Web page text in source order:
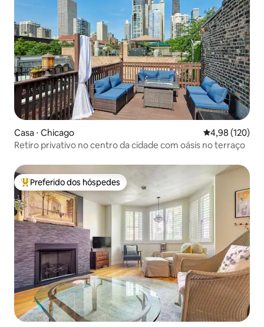
Casa ⋅ Chicago 4,98 de uma
4,98 (120)
Retiro privativo no centro da cidade com oásis no terraço
Entre os melhores preferidos dos hóspedes
Preferido dos hóspedes